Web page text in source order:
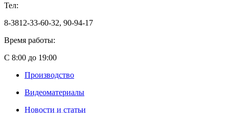
Тел:
8-3812-33-60-32, 90-94-17
Время работы:
С 8:00 до 19:00
Производство
Видеоматериалы
Новости и статьи